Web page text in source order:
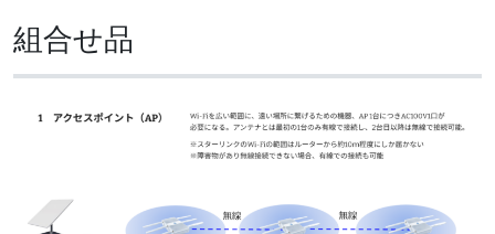
組合せ品